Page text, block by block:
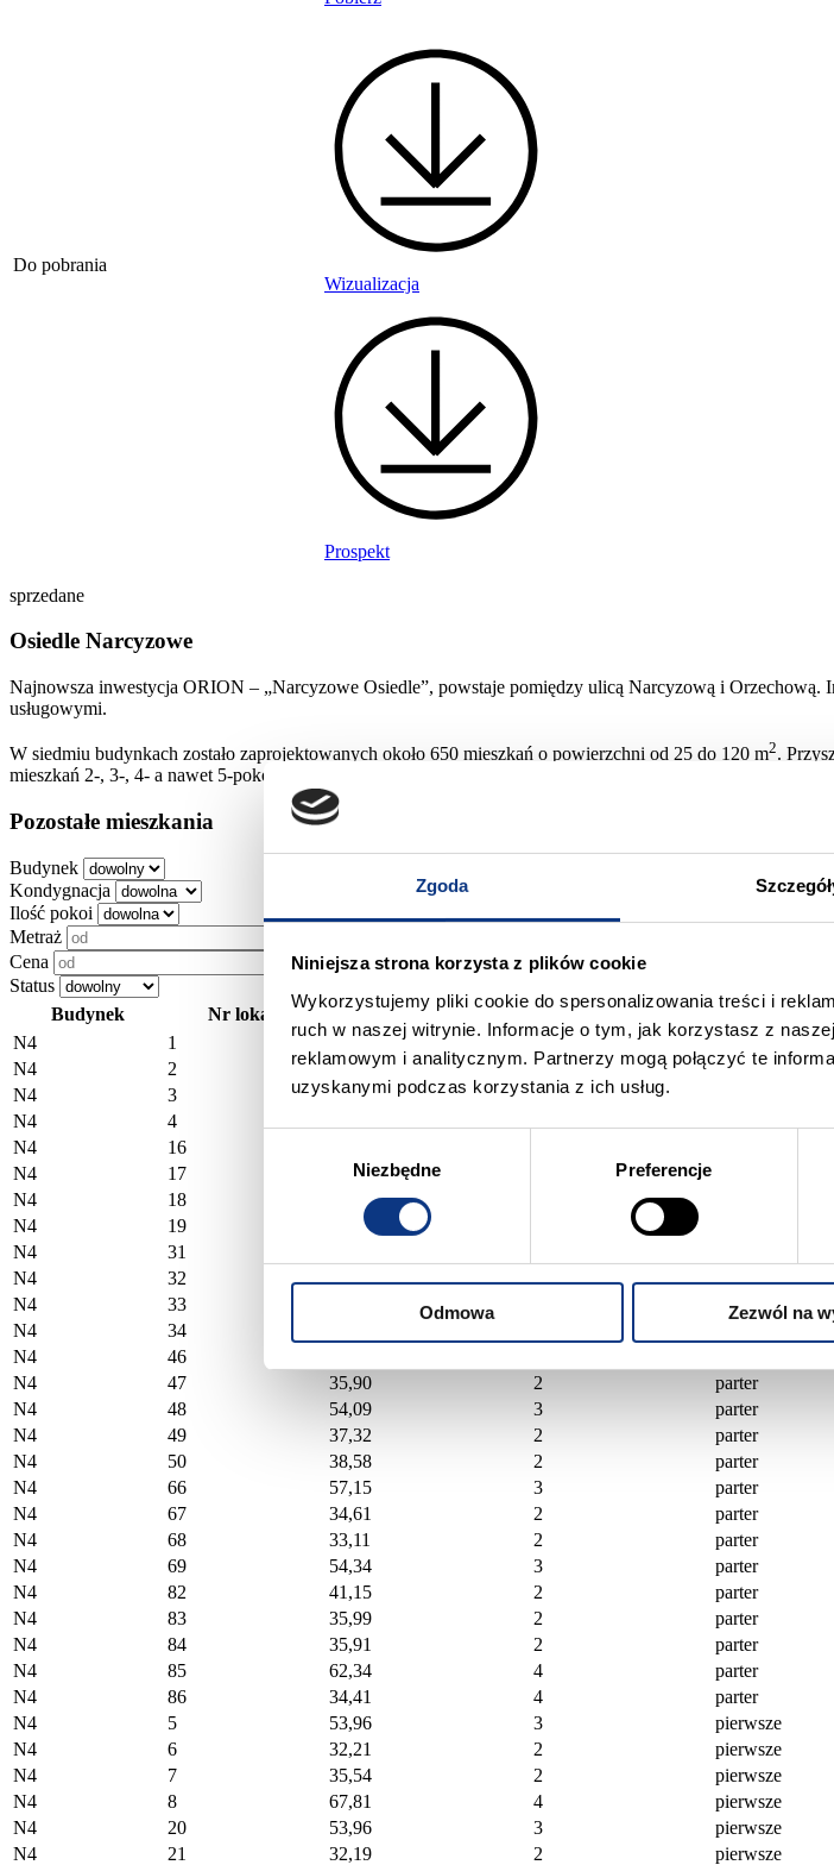
Zgoda
Niniejsza strona korzysta z plików cookie
Wykorzystujemy pliki cookie do spersonalizowania treści i
ruch w naszej witrynie. Informacje o tym, jak korzystasz z
reklamowym i analitycznym. Partnerzy mogą połączyć te
uzyskanymi podczas korzystania z ich usług.
Niezbędne Preferencje
Odmowa Zezwól na
Do pobrania
Wizualizacja
Prospekt
sprzedane
Osiedle Narcyzowe
Najnowsza inwestycja ORION – „Narcyzowe Osiedle”, powstaje pomiędzy ulicą Narcyzową i
usługowymi.
W siedmiu budynkach zostało zaprojektowanych około 650 mieszkań o powierzchni od 25 do 120 m2.
mieszkań 2-, 3-, 4- a nawet 5-pokojowych. Plan każdego mieszkania został przygotowany i dopracowany
Pozostałe mieszkania
Budynek
Kondygnacja
Ilość pokoi
Metraż
Cena
Status
Budynek
Nr lokalu Metraż (m 2 Ilość pokoi Piętro
N4
1 53,96 3 parter
N4
2 32,21 2 parter
N4
3 35,54 2
N4
4
N4
16
N4
17 32,19
N4
18 35,49
N4
19 58,84
N4
31
N4
32 32,21 2 parter
N4
33 parter
N4
34
N4
46
N4
47 35,90 2 parter
N4
48 54,09 3 parter
N4
49 37,32 2 parter
N4
50 38,58 2 parter
N4
66 57,15 3 parter
N4
67 34,61 2 parter
N4
68 33,11 2 parter
N4
69 54,34 3 parter
N4
82 41,15 2 parter
N4
83 35,99 2 parter
N4
84 35,91 2 parter
N4
85 62,34 4 parter
N4
86 34,41 4 parter
N4
5 53,96 3 pierwsze
N4
6 32,21 2 pierwsze
N4
7 35,54 2 pierwsze
N4
8 67,81 4 pierwsze
N4
20 53,96 3 pierwsze
N4
21 32,19 2 pierwsze